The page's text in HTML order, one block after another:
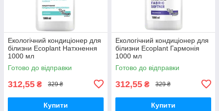
Екологічний кондиціонер для
білизни Ecoplant Натхнення
1000 мл
Готово до відправки
312,55 ₴ 329 ₴
Купити
Екологічний кондиціонер для
білизни Ecoplant Гармонія
1000 мл
Готово до відправки
312,55 ₴ 329 ₴
Купити